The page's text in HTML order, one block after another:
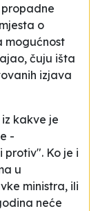
o
mogućnost
čuju išta
izjava
kakve je
-
Ko je i
u
ministra, ili
neće